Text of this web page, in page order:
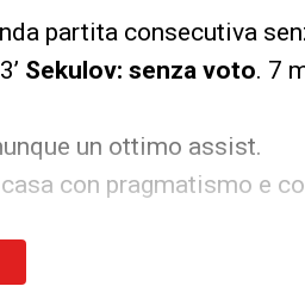
partita consecutiva
Sekulov: senza voto. 7
un ottimo assist.
con pragmatismo e